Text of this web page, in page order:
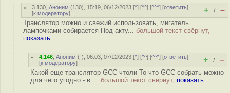
3.130 ,Аноним (130), 15:19, 06/12/2023 [^] [^^] [^^^] [ответить]
[к модератору] + / –
Транслятор можно и свежий использовать, мигатель
лампочками собирается Под акту... большой текст свёрнут,
показать
4.146 ,Аноним (-), 06:03, 07/12/2023 [^] [^^] [^^^] [ответить]
[к модератору] + / –
Какой еще транслятор GCC чтоли То что GCC собрать можно
для чего угодно - в ... большой текст свёрнут, показать